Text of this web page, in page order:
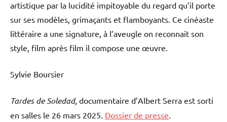
artistique par la lucidité impitoyable du regard qu’il porte
sur ses modèles, grimaçants et flamboyants. Ce cinéaste
littéraire a une signature, à l’aveugle on reconnait son
style, film après film il compose une œuvre.
Sylvie Boursier
Tardes de Soledad, documentaire d’Albert Serra est sorti
en salles le 26 mars 2025. Dossier de presse